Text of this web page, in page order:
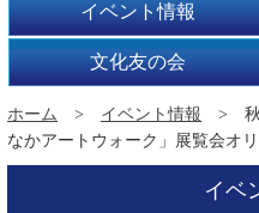
イベント情報
文化友の会
ホーム > イベント情報 > 秋
なかアートウォーク」展覧会オ
イベ